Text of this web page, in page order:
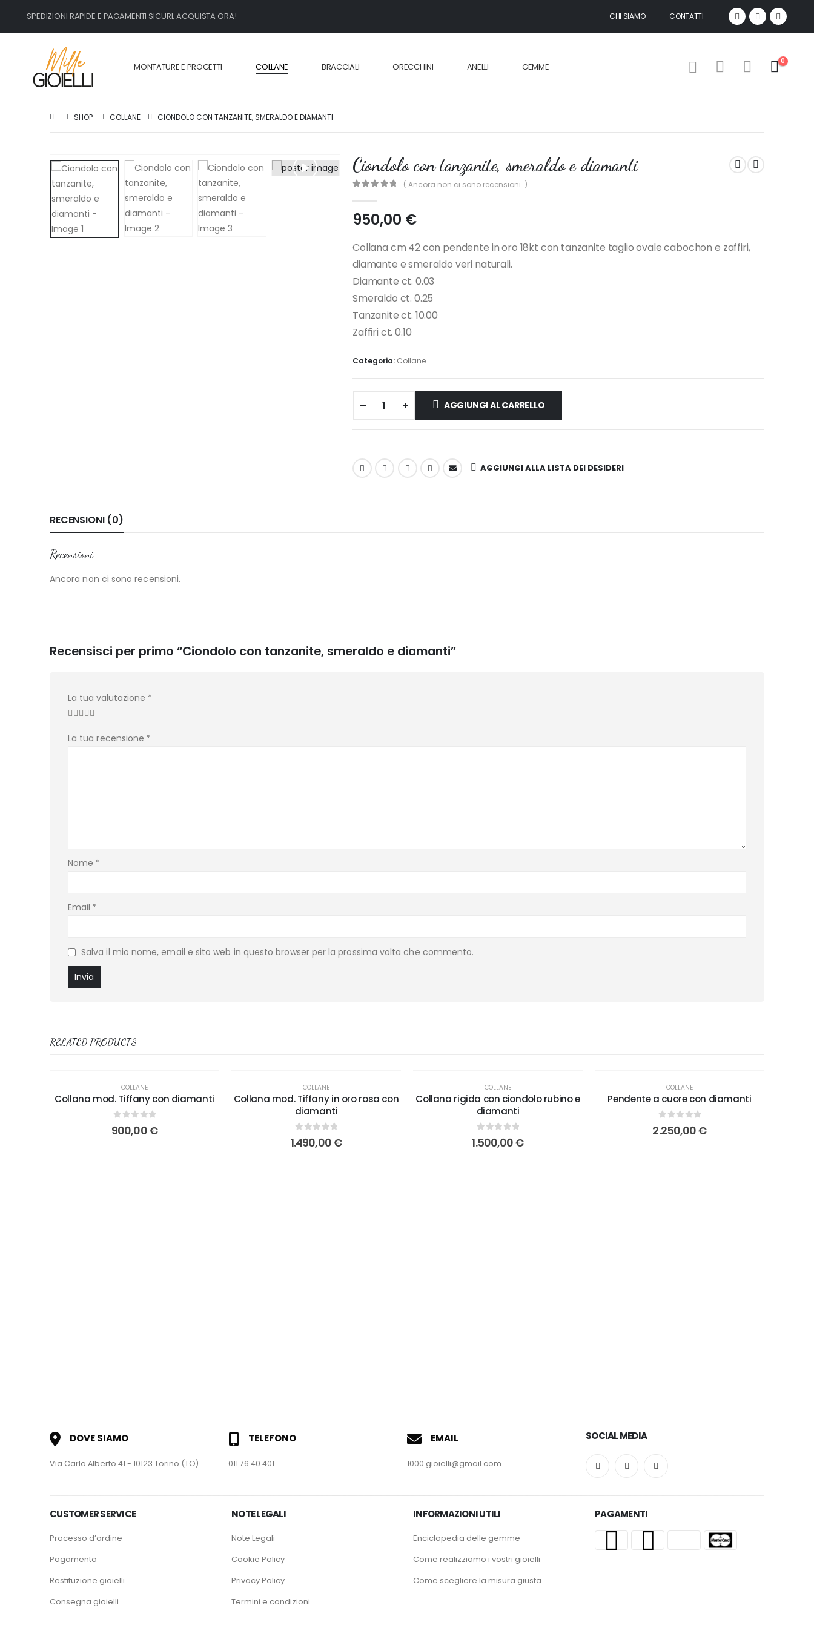
SPEDIZIONI RAPIDE E PAGAMENTI SICURI, ACQUISTA ORA! CHI SIAMO CONTATTI
MONTATURE E PROGETTI COLLANE BRACCIALI ORECCHINI ANELLI GEMME
0
SHOP COLLANE CIONDOLO CON TANZANITE, SMERALDO E DIAMANTI
Ciondolo con tanzanite, smeraldo e diamanti
( Ancora non ci sono recensioni. )
950,00 €
Collana cm 42 con pendente in oro 18kt con tanzanite taglio ovale cabochon e zaffiri,
diamante e smeraldo veri naturali.
Diamante ct. 0.03
Smeraldo ct. 0.25
Tanzanite ct. 10.00
Zaffiri ct. 0.10
Categoria: Collane
AGGIUNGI AL CARRELLO
AGGIUNGI ALLA LISTA DEI DESIDERI
RECENSIONI (0)
Recensioni
Ancora non ci sono recensioni.
Recensisci per primo “Ciondolo con tanzanite, smeraldo e diamanti”
La tua valutazione *
La tua recensione *
Nome *
Email *
Salva il mio nome, email e sito web in questo browser per la prossima volta che commento.
RELATED PRODUCTS
COLLANE
Collana mod. Tiffany con diamanti
0 out of 5
900,00€
COLLANE
Collana mod. Tiffany in oro rosa con
diamanti
out of 5
1.490,00€
COLLANE
Collana rigida con ciondolo rubino e
diamanti
0out of 5
1.500,00€
COLLANE
Pendente a cuore con diamanti
0out of 5
2.250,00€
DOVE SIAMO
Via Carlo Alberto 41 - 10123 Torino (TO)
TELEFONO
011.76.40.401
EMAIL
1000.gioielli@gmail.com
SOCIAL MEDIA
CUSTOMER SERVICE
Processo d’ordine
Pagamento
Restituzione gioielli
Consegna gioielli
NOTE LEGALI
Note Legali
Cookie Policy
Privacy Policy
Termini e condizioni
INFORMAZIONI UTILI
Enciclopedia delle gemme
Come realizziamo i vostri gioielli
Come scegliere la misura giusta
PAGAMENTI